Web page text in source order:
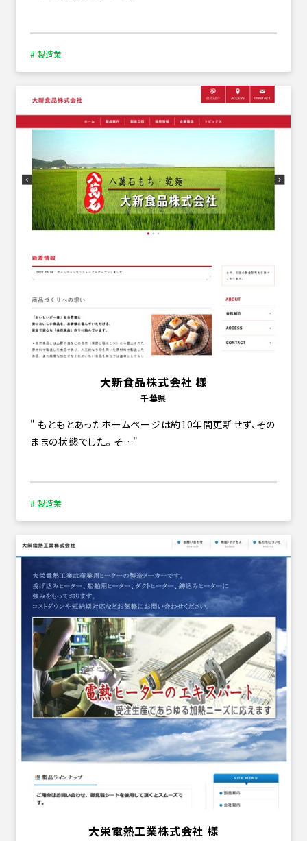
# 製造業
大新食品株式会社 様
千葉県
もともとあったホームページは約10年間更新せず、その
ままの状態でした。 そ…
# 製造業
大栄電熱工業株式会社 様